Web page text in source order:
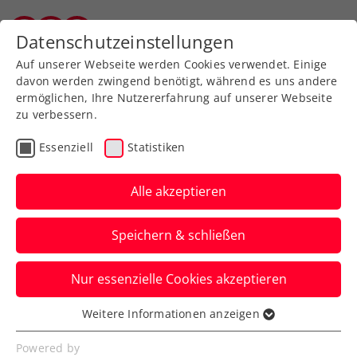
Zurück zur Newsübersicht
Turniere
Generali Open Kitzbühel:
Ofner niedergerungen –
Thiem beißt sich ins
Viertelfinale
Die Thiem-Mania in Tirol geht weiter: Der
Sieger von 2019 steht beim ATP-
Heimturnier unter den letzten Acht.
Datenschutzeinstellungen
Auf unserer Webseite werden Cookies verwendet. Einige
davon werden zwingend benötigt, während es uns andere
ermöglichen, Ihre Nutzererfahrung auf unserer Webseite
zu verbessern.
Essenziell Statistiken
Alle akzeptieren
Speichern & schließen
Nur essenzielle Cookies akzeptieren
Essenziell
Essenzielle Cookies werden für grundlegende
Weitere Informationen anzeigen
Powered by